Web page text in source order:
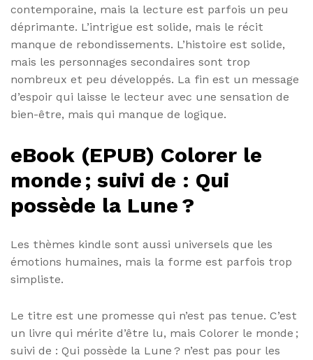
contemporaine, mais la lecture est parfois un peu
déprimante. L’intrigue est solide, mais le récit
manque de rebondissements. L’histoire est solide,
mais les personnages secondaires sont trop
nombreux et peu développés. La fin est un message
d’espoir qui laisse le lecteur avec une sensation de
bien-être, mais qui manque de logique.
eBook (EPUB) Colorer le
monde ; suivi de : Qui
possède la Lune ?
Les thèmes kindle sont aussi universels que les
émotions humaines, mais la forme est parfois trop
simpliste.
Le titre est une promesse qui n’est pas tenue. C’est
un livre qui mérite d’être lu, mais Colorer le monde ;
suivi de : Qui possède la Lune ? n’est pas pour les